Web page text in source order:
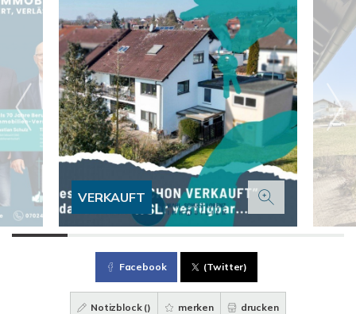
VERKAUFT
Facebook (Twitter)
Notizblock () merken drucken